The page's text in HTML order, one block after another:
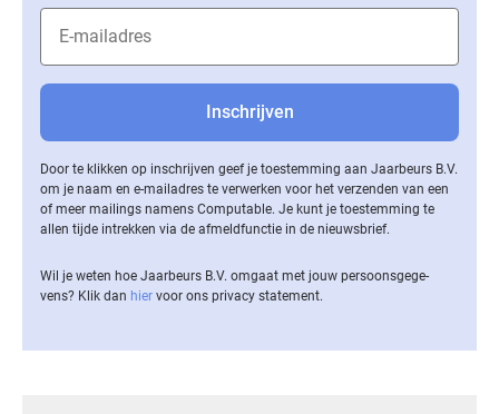
Door te klikken op inschrijven geef je toestemming aan Jaarbeurs B.V.
om je naam en e-mailadres te verwerken voor het verzenden van een
of meer mailings namens Computable. Je kunt je toestemming te
allen tijde intrekken via de af­meld­func­tie in de nieuwsbrief.
Wil je weten hoe Jaarbeurs B.V. omgaat met jouw per­soons­ge­ge­
vens? Klik dan hier voor ons privacy statement.